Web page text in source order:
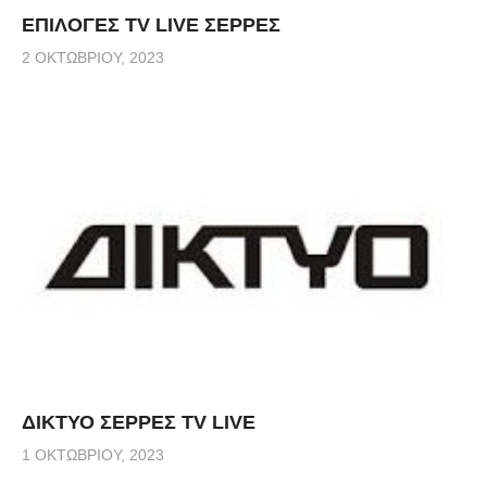
ΕΠΙΛΟΓΕΣ TV LIVE ΣΕΡΡΕΣ
2 ΟΚΤΩΒΡΊΟΥ, 2023
ΔΙΚΤΥΟ ΣΕΡΡΕΣ TV LIVE
1 ΟΚΤΩΒΡΊΟΥ, 2023